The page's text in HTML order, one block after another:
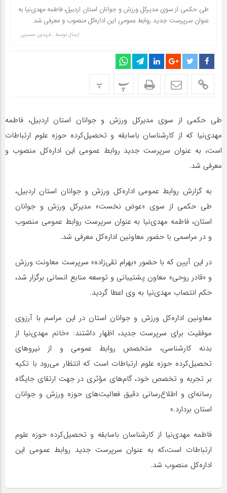
طی حکمی از سوی مدیرکل ورزش و جوانان استان اردبیل، فاطمه مهدی‌نیا به
عنوان سرپرست جدید روابط عمومی این اداره‌کل منصوب و معرفی شد.
ارسال توسط : فریدون حسینی
پ پ
طی حکمی از سوی مدیرکل ورزش و جوانان استان اردبیل، فاطمه
مهدی‌نیا که از کارشناسان باسابقه و تحصیل‌کرده حوزه علوم ارتباطات
است، به عنوان سرپرست جدید روابط عمومی این اداره‌کل منصوب و
معرفی شد.
به گزارش روابط عمومی اداره‌کل ورزش و جوانان استان اردبیل،
طی حکمی از سوی «عوض نخست» مدیرکل ورزش و جوانان
استان، فاطمه مهدی‌نیا به عنوان سرپرست روابط عمومی منصوب
و در مراسمی با حضور معاونین اداره‌کل معرفی شد.
در این آیین که با حضور «بهرام تقی‌زاده» سرپرست معاونت ورزش
و «قادر روحی» معاون پشتیبانی و توسعه منابع انسانی برگزار شد،
حکم انتصاب مهدی‌نیا به وی اعطا گردید.
معاونین اداره‌کل ورزش و جوانان استان در این مراسم با آرزوی
موفقیت برای سرپرست جدید، اظهار داشتند: «خانم مهدی‌نیا از
بدنه کارشناسی، متخصص روابط عمومی و از نیروهای
تحصیل‌کرده حوزه علوم ارتباطات است که انتظار می‌رود با تکیه
بر تجربه و تخصص خود، گام‌های مؤثری در جهت ارتقای جایگاه
رسانه‌ای و اطلاع‌رسانی دقیق فعالیت‌های حوزه ورزش و جوانان
استان بردارد.»
فاطمه مهدی‌نیا از کارشناسان باسابقه و تحصیل‌کرده حوزه علوم
ارتباطات است،که به عنوان سرپرست جدید روابط عمومی این
اداره‌کل منصوب شد.